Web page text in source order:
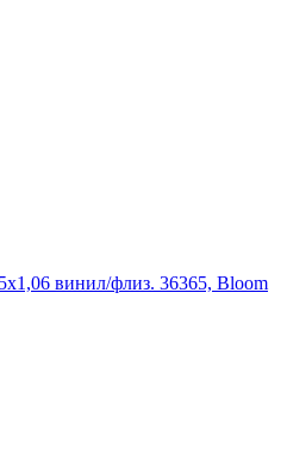
винил/флиз. 36365, Bloom